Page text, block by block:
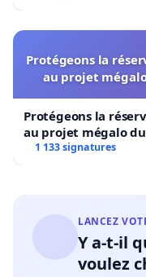
Protégeons la
au projet
Protégeons la
au projet mégalo
1 133 signatures
LANCEZ
Y a-t-il
voulez